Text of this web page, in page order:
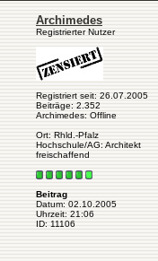
Archimedes
Registrierter Nutzer
Registriert seit: 26.07.2005
Beiträge: 2.352
Archimedes: Offline
Ort: Rhld.-Pfalz
Hochschule/AG: Architekt
freischaffend
Beitrag
Datum: 02.10.2005
Uhrzeit: 21:06
ID: 11106